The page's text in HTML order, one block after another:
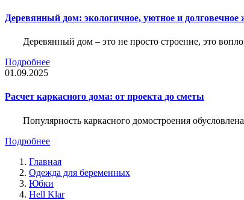
Деревянный дом: экологичное, уютное и
Деревянный дом – это не просто строение, это
Подробнее
01.09.2025
Расчет каркасного дома: от проекта до сметы
Популярность каркасного домостроения
Подробнее
Главная
Одежда для беременных
Юбки
Hell Klar